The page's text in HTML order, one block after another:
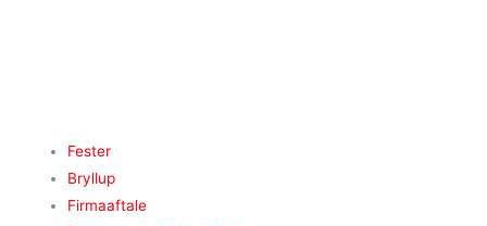
Fester
Bryllup
Firmaaftale